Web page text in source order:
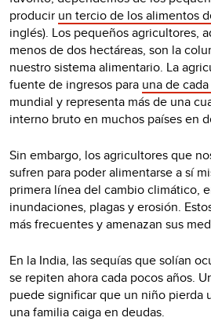
producir un tercio de los alimentos
inglés). Los pequeños agricultores,
menos de dos hectáreas, son la
nuestro sistema alimentario. La
fuente de ingresos para una de
mundial y representa más de una
interno bruto en muchos países en
Sin embargo, los agricultores que
sufren para poder alimentarse a sí
primera línea del cambio climático,
inundaciones, plagas y erosión.
más frecuentes y amenazan sus
En la India, las sequías que solían
se repiten ahora cada pocos años.
puede significar que un niño pierda
una familia caiga en deudas.